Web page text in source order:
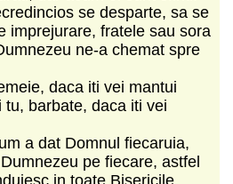
se desparte, sa se
imprejurare, fratele sau sora
ne-a chemat spre
daca iti vei mantui
barbate, daca iti vei
a dat Domnul fiecaruia,
pe fiecare, astfel
in toate Bisericile.